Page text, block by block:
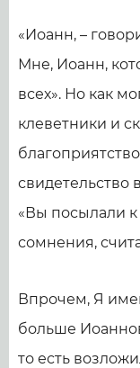
«Иоанн, –
Мне, Иоанн,
всех». Но как
клеветники и
свидетельство
«Вы посылали
сомнения,
Впрочем, Я
больше
то есть